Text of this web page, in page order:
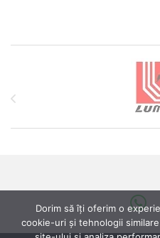
Dorim să îți oferim o
cookie-uri și tehnologii